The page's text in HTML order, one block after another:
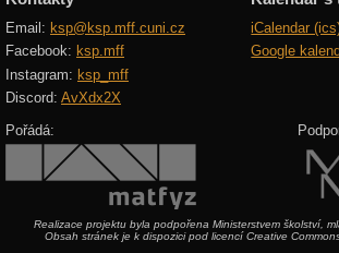
Email: ksp@ksp.mff.cuni.cz
Facebook: ksp.mff
Instagram: ksp_mff
Discord: AvXdx2X
iCalendar
Google
Pořádá:
Realizace projektu byla podpořena Ministerstvem školství,
Obsah stránek je k dispozici pod licencí Creative